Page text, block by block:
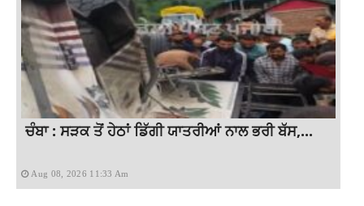
ਚੰਬਾ : ਸੜਕ ਤੋਂ ਹੇਠਾਂ ਡਿੱਗੀ ਯਾਤਰੀਆਂ ਨਾਲ ਭਰੀ ਬੱਸ,...
Aug 08, 2026 11:33 Am